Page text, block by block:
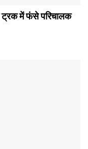
ट्रक में फंसे परिचालक